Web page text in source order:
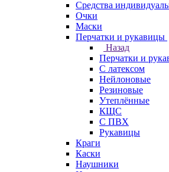
Средства
Очки
Маски
Перчатки и рукавицы
Назад
Перчатки и
С латексом
Нейлоновые
Резиновые
Утеплённые
КЩС
С ПВХ
Рукавицы
Краги
Каски
Наушники